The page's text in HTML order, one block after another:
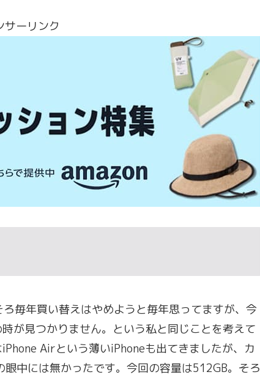
サーリンク
毎年買い替えはやめようと毎年思ってますが、今
が見つかりません。という私と同じことを考えて
Airという薄いiPhoneも出てきましたが、カ
中には無かったです。今回の容量は512GB。そろ